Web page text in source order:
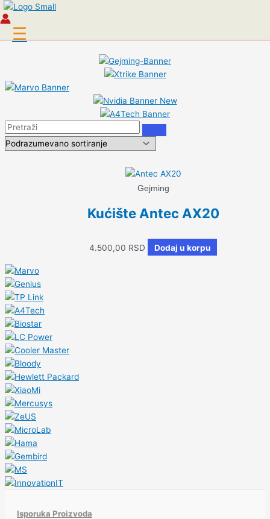
Pređi na sadržaj
☰
Gejming
Kućište Antec AX20
4.500,00 RSD Dodaj u korpu
Isporuka Proizvoda